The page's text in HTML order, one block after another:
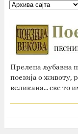
Прелепа љубавна
поезија о животу,
великана... све то